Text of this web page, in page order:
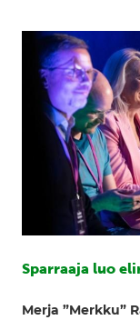
Sparraaja luo
Merja ”Merkku”